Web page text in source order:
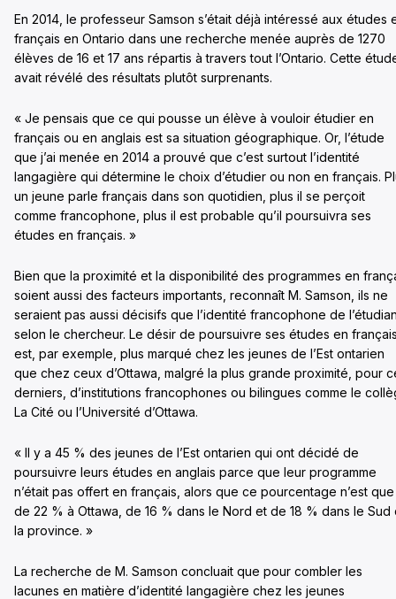
En 2014, le professeur Samson s’était déjà intéressé aux études
français en Ontario dans une recherche menée auprès de 1270
élèves de 16 et 17 ans répartis à travers tout l’Ontario. Cette
avait révélé des résultats plutôt surprenants.
« Je pensais que ce qui pousse un élève à vouloir étudier en
français ou en anglais est sa situation géographique. Or, l’étude
que j’ai menée en 2014 a prouvé que c’est surtout l’identité
langagière qui détermine le choix d’étudier ou non en français.
un jeune parle français dans son quotidien, plus il se perçoit
comme francophone, plus il est probable qu’il poursuivra ses
études en français. »
Bien que la proximité et la disponibilité des programmes en
soient aussi des facteurs importants, reconnaît M. Samson, ils ne
seraient pas aussi décisifs que l’identité francophone de
selon le chercheur. Le désir de poursuivre ses études en
est, par exemple, plus marqué chez les jeunes de l’Est ontarien
que chez ceux d’Ottawa, malgré la plus grande proximité, pour
derniers, d’institutions francophones ou bilingues comme le
La Cité ou l’Université d’Ottawa.
« Il y a 45 % des jeunes de l’Est ontarien qui ont décidé de
poursuivre leurs études en anglais parce que leur programme
n’était pas offert en français, alors que ce pourcentage n’est que
de 22 % à Ottawa, de 16 % dans le Nord et de 18 % dans le Sud
la province. »
La recherche de M. Samson concluait que pour combler les
lacunes en matière d’identité langagière chez les jeunes